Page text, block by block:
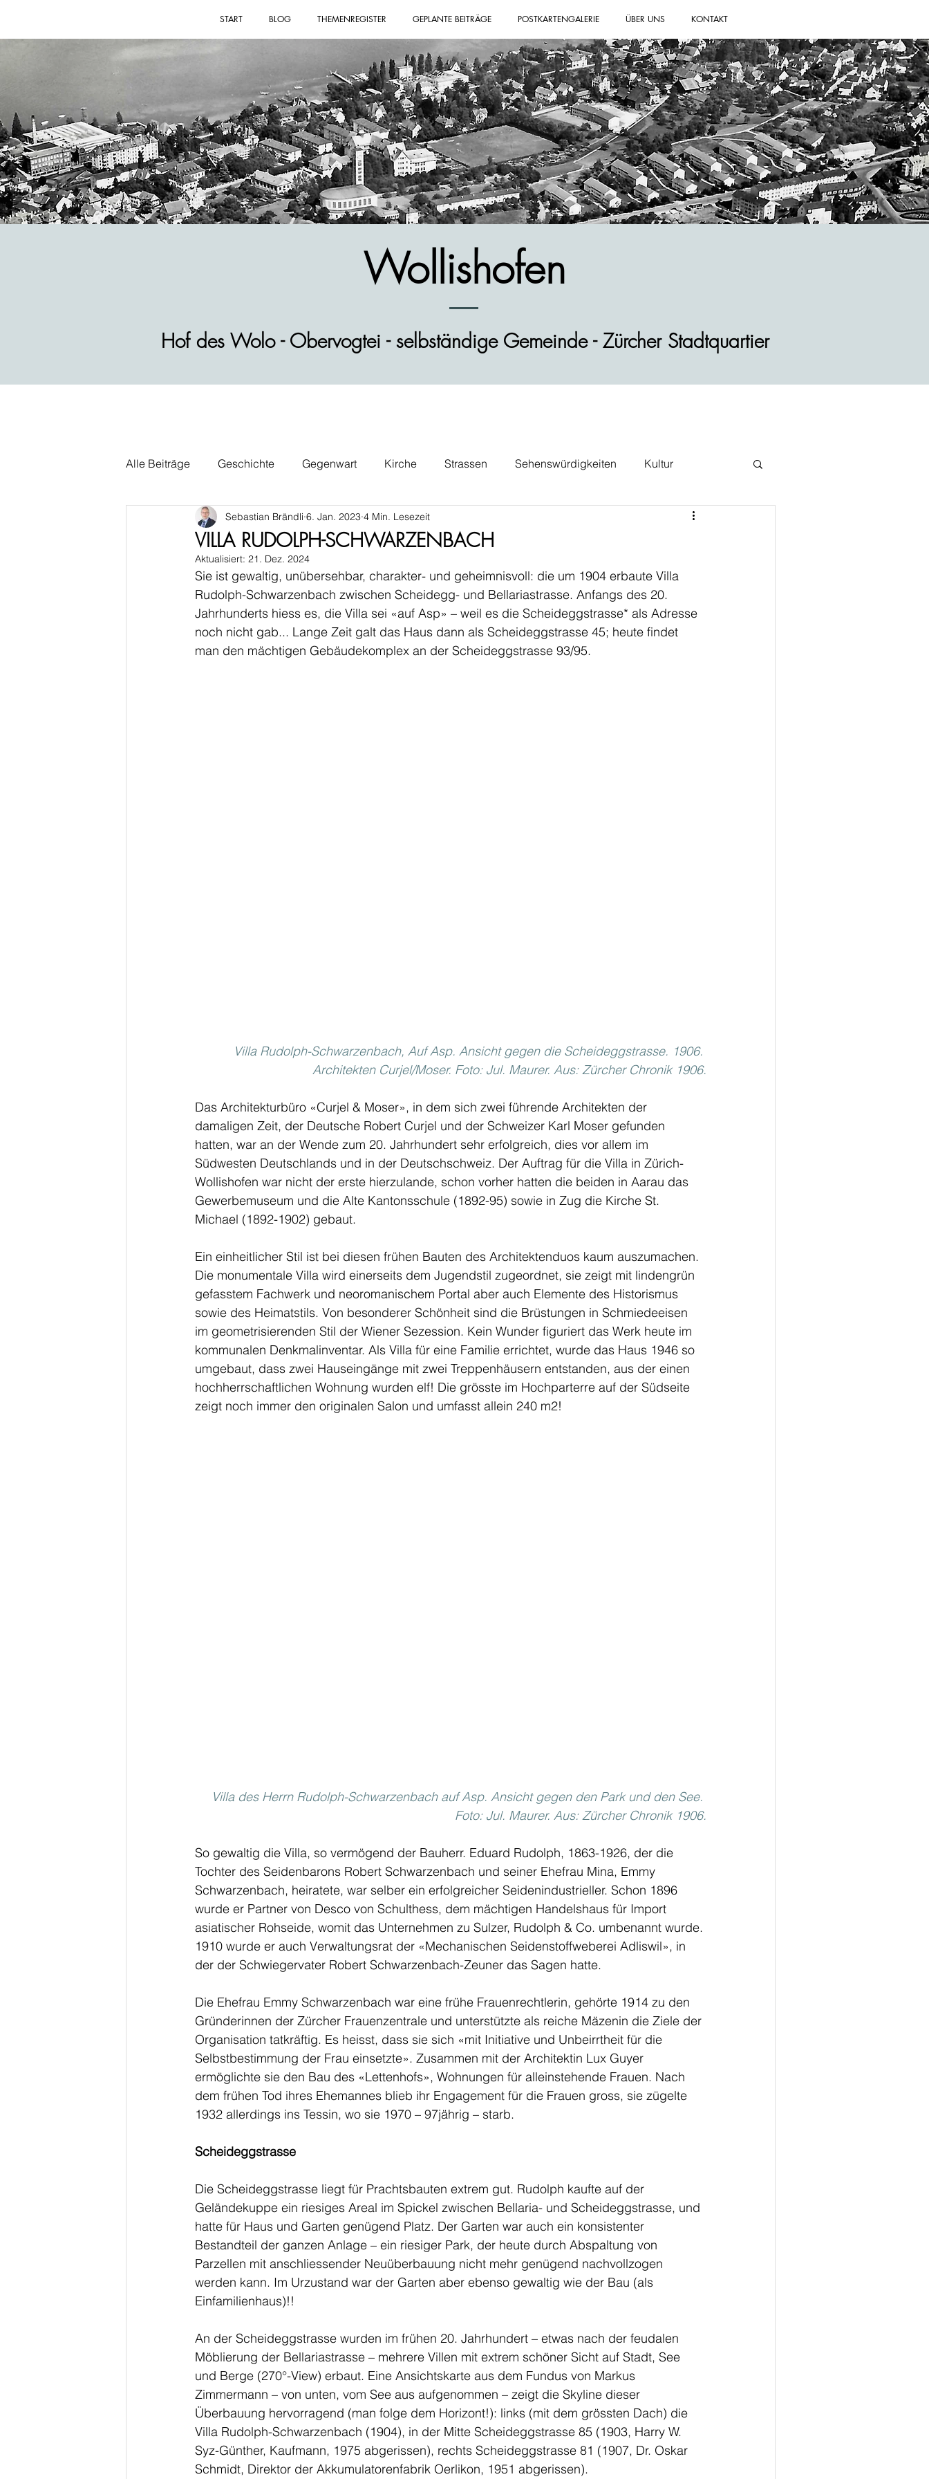
START BLOG THEMENREGISTER GEPLANTE BEITRÄGE POSTKARTENGALERIE ÜBER UNS KONTAKT
Alle Beiträge Geschichte Gegenwart Kirche Strassen Sehenswürdigkeiten Kultur
Wirtschaft Alltag Politik Wohnen Gastblog
VILLA RUDOLPH-SCHWARZENBACH
Sebastian Brändli 6. Jan. 2023 4 Min. Lesezeit
Aktualisiert: 21. Dez. 2024
Sie ist gewaltig, unübersehbar, charakter- und geheimnisvoll: die um 1904 erbaute Villa
Rudolph-Schwarzenbach zwischen Scheidegg- und Bellariastrasse. Anfangs des 20.
Jahrhunderts hiess es, die Villa sei «auf Asp» – weil es die Scheideggstrasse* als Adresse
noch nicht gab... Lange Zeit galt das Haus dann als Scheideggstrasse 45; heute findet
man den mächtigen Gebäudekomplex an der Scheideggstrasse 93/95.
Villa Rudolph-Schwarzenbach, Auf Asp. Ansicht gegen die Scheideggstrasse. 1906.
Architekten Curjel/Moser. Foto: Jul. Maurer. Aus: Zürcher Chronik 1906.
Das Architekturbüro «Curjel & Moser», in dem sich zwei führende Architekten der
damaligen Zeit, der Deutsche Robert Curjel und der Schweizer Karl Moser gefunden
hatten, war an der Wende zum 20. Jahrhundert sehr erfolgreich, dies vor allem im
Südwesten Deutschlands und in der Deutschschweiz. Der Auftrag für die Villa in Zürich-
Wollishofen war nicht der erste hierzulande, schon vorher hatten die beiden in Aarau das
Gewerbemuseum und die Alte Kantonsschule (1892-95) sowie in Zug die Kirche St.
Michael (1892-1902) gebaut.
Ein einheitlicher Stil ist bei diesen frühen Bauten des Architektenduos kaum auszumachen.
Die monumentale Villa wird einerseits dem Jugendstil zugeordnet, sie zeigt mit lindengrün
gefasstem Fachwerk und neoromanischem Portal aber auch Elemente des Historismus
sowie des Heimatstils. Von besonderer Schönheit sind die Brüstungen in Schmiedeeisen
im geometrisierenden Stil der Wiener Sezession. Kein Wunder figuriert das Werk heute im
kommunalen Denkmalinventar. Als Villa für eine Familie errichtet, wurde das Haus 1946 so
umgebaut, dass zwei Hauseingänge mit zwei Treppenhäusern entstanden, aus der einen
hochherrschaftlichen Wohnung wurden elf! Die grösste im Hochparterre auf der Südseite
zeigt noch immer den originalen Salon und umfasst allein 240 m2!
Villa des Herrn Rudolph-Schwarzenbach auf Asp. Ansicht gegen den Park und den See.
Foto: Jul. Maurer. Aus: Zürcher Chronik 1906.
So gewaltig die Villa, so vermögend der Bauherr. Eduard Rudolph, 1863-1926, der die
Tochter des Seidenbarons Robert Schwarzenbach und seiner Ehefrau Mina, Emmy
Schwarzenbach, heiratete, war selber ein erfolgreicher Seidenindustrieller. Schon 1896
wurde er Partner von Desco von Schulthess, dem mächtigen Handelshaus für Import
asiatischer Rohseide, womit das Unternehmen zu Sulzer, Rudolph & Co. umbenannt wurde.
1910 wurde er auch Verwaltungsrat der «Mechanischen Seidenstoffweberei Adliswil», in
der der Schwiegervater Robert Schwarzenbach-Zeuner das Sagen hatte.
Die Ehefrau Emmy Schwarzenbach war eine frühe Frauenrechtlerin, gehörte 1914 zu den
Gründerinnen der Zürcher Frauenzentrale und unterstützte als reiche Mäzenin die Ziele der
Organisation tatkräftig. Es heisst, dass sie sich «mit Initiative und Unbeirrtheit für die
Selbstbestimmung der Frau einsetzte». Zusammen mit der Architektin Lux Guyer
ermöglichte sie den Bau des «Lettenhofs», Wohnungen für alleinstehende Frauen. Nach
dem frühen Tod ihres Ehemannes blieb ihr Engagement für die Frauen gross, sie zügelte
1932 allerdings ins Tessin, wo sie 1970 – 97jährig – starb.
Scheideggstrasse
Die Scheideggstrasse liegt für Prachtsbauten extrem gut. Rudolph kaufte auf der
Geländekuppe ein riesiges Areal im Spickel zwischen Bellaria- und Scheideggstrasse, und
hatte für Haus und Garten genügend Platz. Der Garten war auch ein konsistenter
Bestandteil der ganzen Anlage – ein riesiger Park, der heute durch Abspaltung von
Parzellen mit anschliessender Neuüberbauung nicht mehr genügend nachvollzogen
werden kann. Im Urzustand war der Garten aber ebenso gewaltig wie der Bau (als
Einfamilienhaus)!!
An der Scheideggstrasse wurden im frühen 20. Jahrhundert – etwas nach der feudalen
Möblierung der Bellariastrasse – mehrere Villen mit extrem schöner Sicht auf Stadt, See
und Berge (270°-View) erbaut. Eine Ansichtskarte aus dem Fundus von Markus
Zimmermann – von unten, vom See aus aufgenommen – zeigt die Skyline dieser
Überbauung hervorragend (man folge dem Horizont!): links (mit dem grössten Dach) die
Villa Rudolph-Schwarzenbach (1904), in der Mitte Scheideggstrasse 85 (1903, Harry W.
Syz-Günther, Kaufmann, 1975 abgerissen), rechts Scheideggstrasse 81 (1907, Dr. Oskar
Schmidt, Direktor der Akkumulatorenfabrik Oerlikon, 1951 abgerissen).
Wollishofen
Hof des Wolo - Obervogtei - selbständige Gemeinde - Zürcher Stadtquartier